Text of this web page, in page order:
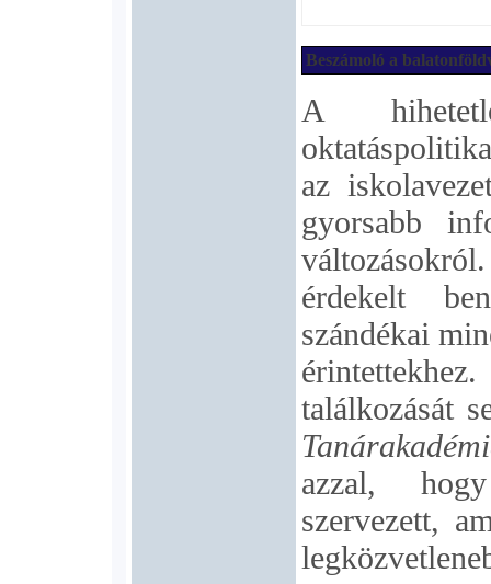
Beszámoló a
A
az
gyorsabb
érdekelt
szándékai
találkozását
azzal,
szervezett,